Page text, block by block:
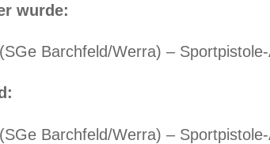
wurde:
Barchfeld/Werra) –
Barchfeld/Werra) –